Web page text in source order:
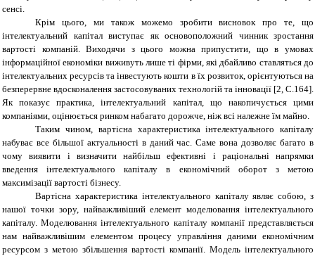
сенсі.
Крім цього, ми також можемо зробити висновок про те, що
інтелектуальний капітал виступає як основоположний чинник зростання
вартості компаній. Виходячи з цього можна припустити, що в умовах
інформаційної економіки виживуть лише ті фірми, які дбайливо ставляться до
інтелектуальних ресурсів та інвестують кошти в їх розвиток, орієнтуються на
безперервне вдосконалення застосовуваних технологій та інновації [2, C.164].
Як показує практика, інтелектуальний капітал, що накопичується цими
компаніями, оцінюється ринком набагато дорожче, ніж всі належне їм майно.
Таким чином, вартісна характеристика інтелектуального капіталу
набуває все більшої актуальності в даний час. Саме вона дозволяє багато в
чому виявити і визначити найбільш ефективні і раціональні напрямки
введення інтелектуального капіталу в економічний оборот з метою
максимізації вартості бізнесу.
Вартісна характеристика інтелектуального капіталу являє собою, з
нашої точки зору, найважливіший елемент моделювання інтелектуального
капіталу. Моделювання інтелектуального капіталу компанії представляється
нам найважливішим елементом процесу управління даними економічним
ресурсом з метою збільшення вартості компанії. Модель інтелектуального